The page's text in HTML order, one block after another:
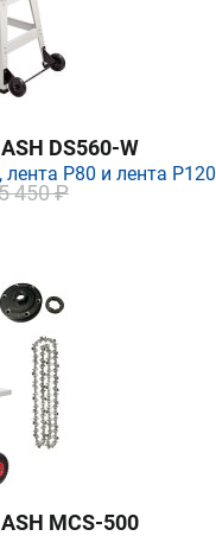
DS560-W
P80 и лента P120
450 ₽
MCS-500